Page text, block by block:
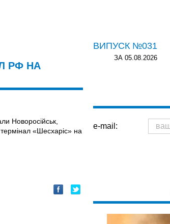
РФ НА
Новоросійськ,
термінал «Шесхаріс» на
ВИПУСК №031
ЗА 05.08.2026
e-mail: